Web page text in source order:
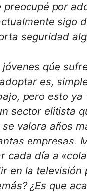
por
sigo
seguridad
qúe
es,
pero esto
sector elitista
valora años
empresas.
cada día a
en la
¿Es que